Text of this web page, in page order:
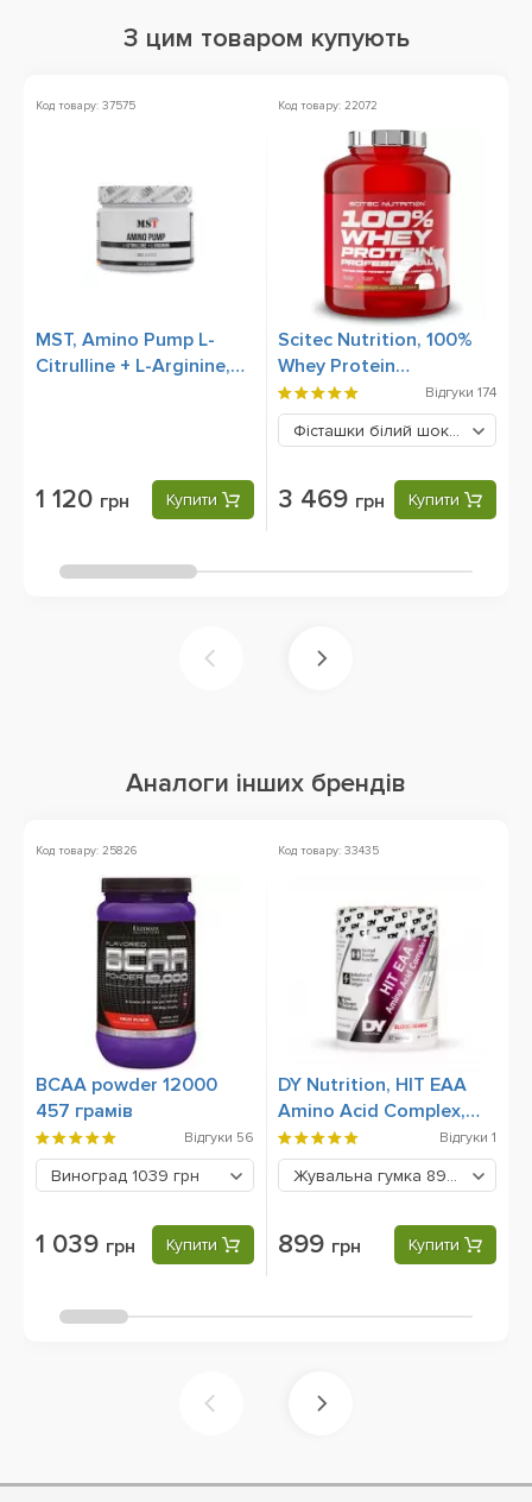
З цим товаром купують
Код товару: 37575
MST, Amino Pump L-
Citrulline + L-Arginine,
1 120 грн Купити
Код товару: 22072
Scitec Nutrition, 100%
Whey Protein
Professional, 2350 g
Відгуки 174
Фісташки білий шоколад
3 469 грн Купити
Аналоги інших брендів
Код товару: 25826
BCAA powder 12000
457 грамів
Відгуки 56
Виноград 1039 грн
1 039 грн Купити
Код товару: 33435
DY Nutrition, HIT EAA
Amino Acid Complex,
360 g
Відгуки 1
Жувальна гумка 899 грн
899 грн Купити